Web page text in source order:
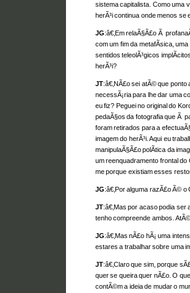
sistema capitalista. Como uma
herÃ³i continua onde menos se
JG:â€‚Em relaÃ§Ã£o Ã
com um fim da metafÃ­sica,
sentidos teleolÃ³gicos
herÃ³i?
JT:â€‚NÃ£o sei atÃ© que
necessÃ¡ria para lhe dar uma
eu fiz? Peguei no original do
pedaÃ§os da fotografia que Ã
foram retirados para a
imagem do herÃ³i. Aqui eu
manipulaÃ§Ã£o polÃ­tica da
um reenquadramento frontal do
me porque existiam esses
JG:â€‚Por alguma razÃ£o Ã©
JT:â€‚Mas por acaso podia ser
tenho compreende ambos.
JG:â€‚Mas nÃ£o hÃ¡ uma
estares a trabalhar sobre uma
JT:â€‚Claro que sim, porque
quer se queira quer nÃ£o. O
contÃ©m a ideia de mudar o